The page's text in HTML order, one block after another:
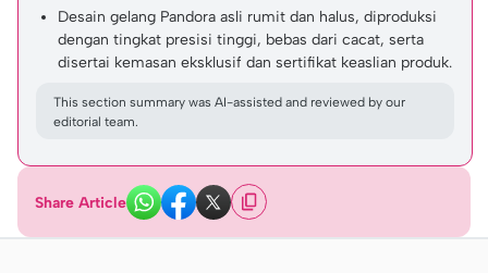
Desain gelang Pandora asli rumit dan halus, diproduksi
dengan tingkat presisi tinggi, bebas dari cacat, serta
disertai kemasan eksklusif dan sertifikat keaslian produk.
This section summary was AI-assisted and reviewed by our
editorial team.
Share Article